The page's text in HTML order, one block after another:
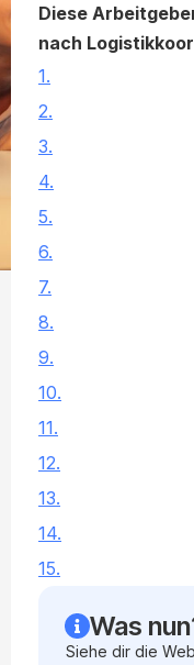
Diese
nach
1.
2.
3.
4.
5.
6.
7.
8.
9.
10.
11.
12.
13.
14.
15.
Was
Siehe dir die